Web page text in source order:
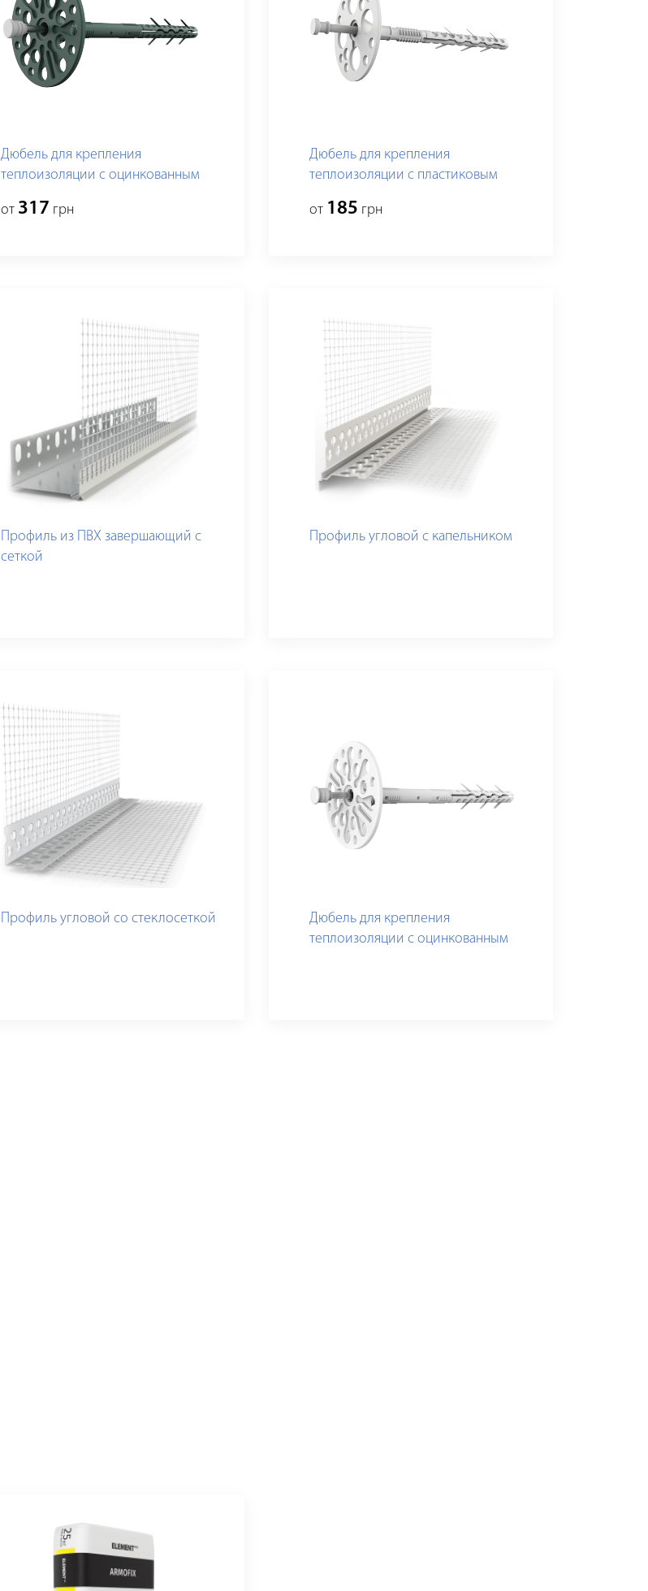
Дюбель для крепления
теплоизоляции с оцинкованным
от 317 грн
Дюбель для крепления
теплоизоляции с пластиковым
от 185 грн
Профиль из ПВХ завершающий с
сеткой
Профиль угловой с капельником
Профиль угловой со стеклосеткой
Дюбель для крепления
теплоизоляции с оцинкованным